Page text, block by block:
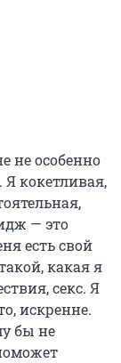
не особенно
Я кокетливая,
— это
есть свой
какая я
секс. Я
искренне.
бы не